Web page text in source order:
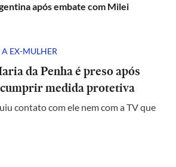
após embate com Milei
EX-MULHER
da Penha é preso após
medida protetiva
contato com ele nem com a TV que